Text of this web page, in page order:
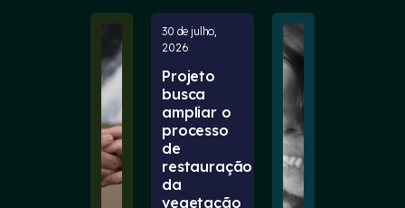
30 de julho,
2026
Projeto
busca
ampliar o
processo
de
restauração
da
vegetação